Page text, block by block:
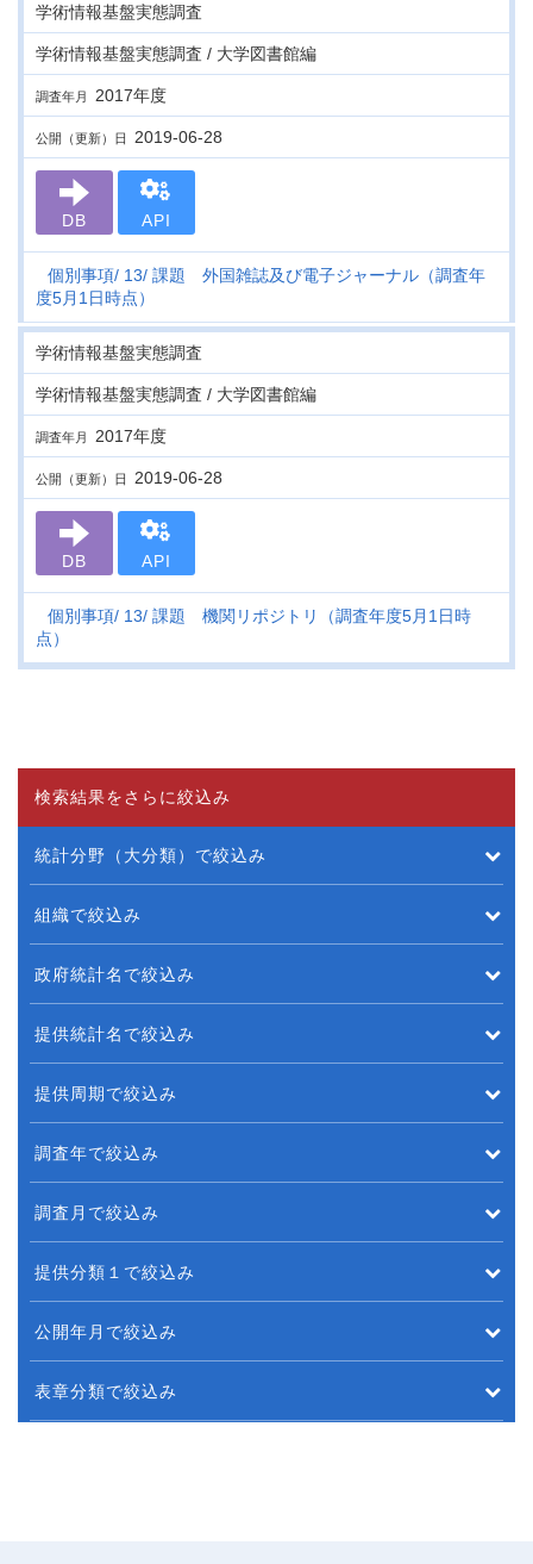
学術情報基盤実態調査
学術情報基盤実態調査 / 大学図書館編
調査年月 2017年度
公開（更新）日 2019-06-28
DB API
個別事項 13 課題 外国雑誌及び電子ジャーナル（調査年
度5月1日時点）
学術情報基盤実態調査
学術情報基盤実態調査 / 大学図書館編
調査年月 2017年度
公開（更新）日 2019-06-28
DB API
個別事項 13 課題 機関リポジトリ（調査年度5月1日時
点）
検索結果をさらに絞込み
統計分野（大分類）で絞込み
組織で絞込み
政府統計名で絞込み
提供統計名で絞込み
提供周期で絞込み
調査年で絞込み
調査月で絞込み
提供分類１で絞込み
公開年月で絞込み
表章分類で絞込み